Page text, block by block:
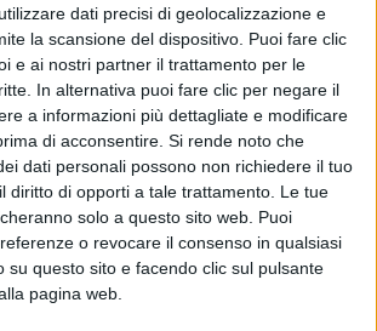
dati precisi di geolocalizzazione e
la scansione del dispositivo. Puoi fare clic
e ai nostri partner il trattamento per le
In alternativa puoi fare clic per negare il
a informazioni più dettagliate e modificare
di acconsentire. Si rende noto che
dati personali possono non richiedere il tuo
diritto di opporti a tale trattamento. Le tue
solo a questo sito web. Puoi
o revocare il consenso in qualsiasi
su questo sito e facendo clic sul pulsante
pagina web.
proporrà uno show originale,
e imperdibile per gli
cantautore che porterà
progetto discografico oltre che,
scaletta dove non mancheranno
successi, da “
Completamente
singoli “ Non avere paura
disco di platino), “ I nostri anni
d’oro) e il più recente “Ma lo vuoi
lo scorso venerdì 17 aprile.